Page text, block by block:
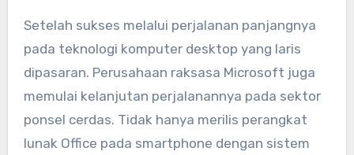
Setelah sukses melalui perjalanan panjangnya
pada teknologi komputer desktop yang laris
dipasaran. Perusahaan raksasa Microsoft juga
memulai kelanjutan perjalanannya pada sektor
ponsel cerdas. Tidak hanya merilis perangkat
lunak Office pada smartphone dengan sistem